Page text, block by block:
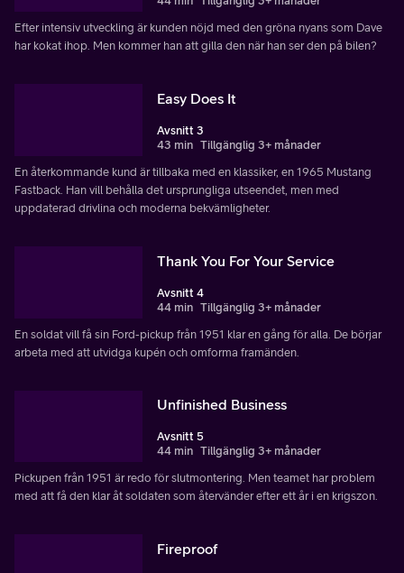
Efter intensiv utveckling är kunden nöjd med den gröna nyans som Dave
har kokat ihop. Men kommer han att gilla den när han ser den på bilen?
Easy Does It
Avsnitt 3
43 min Tillgänglig 3+ månader
En återkommande kund är tillbaka med en klassiker, en 1965 Mustang
Fastback. Han vill behålla det ursprungliga utseendet, men med
uppdaterad drivlina och moderna bekvämligheter.
Thank You For Your Service
Avsnitt 4
44 min Tillgänglig 3+ månader
En soldat vill få sin Ford-pickup från 1951 klar en gång för alla. De börjar
arbeta med att utvidga kupén och omforma framänden.
Unfinished Business
Avsnitt 5
44 min Tillgänglig 3+ månader
Pickupen från 1951 är redo för slutmontering. Men teamet har problem
med att få den klar åt soldaten som återvänder efter ett år i en krigszon.
Fireproof